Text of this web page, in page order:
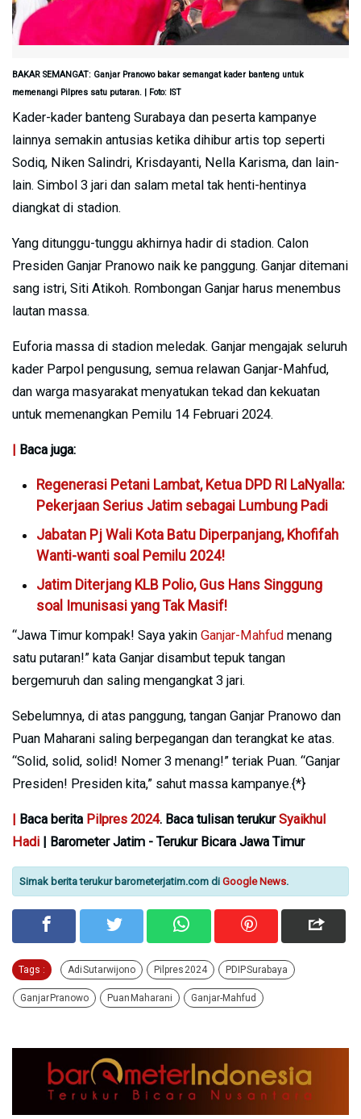
BAKAR SEMANGAT: Ganjar Pranowo bakar semangat kader banteng untuk
memenangi Pilpres satu putaran. | Foto: IST
Kader-kader banteng Surabaya dan peserta kampanye
lainnya semakin antusias ketika dihibur artis top seperti
Sodiq, Niken Salindri, Krisdayanti, Nella Karisma, dan lain-
lain. Simbol 3 jari dan salam metal tak henti-hentinya
diangkat di stadion.
Yang ditunggu-tunggu akhirnya hadir di stadion. Calon
Presiden Ganjar Pranowo naik ke panggung. Ganjar ditemani
sang istri, Siti Atikoh. Rombongan Ganjar harus menembus
lautan massa.
Euforia massa di stadion meledak. Ganjar mengajak seluruh
kader Parpol pengusung, semua relawan Ganjar-Mahfud,
dan warga masyarakat menyatukan tekad dan kekuatan
untuk memenangkan Pemilu 14 Februari 2024.
Baca juga:
Regenerasi Petani Lambat, Ketua DPD RI LaNyalla:
Pekerjaan Serius Jatim sebagai Lumbung Padi
Jabatan Pj Wali Kota Batu Diperpanjang, Khofifah
Wanti-wanti soal Pemilu 2024!
Jatim Diterjang KLB Polio, Gus Hans Singgung
soal Imunisasi yang Tak Masif!
“Jawa Timur kompak! Saya yakin Ganjar-Mahfud menang
satu putaran!” kata Ganjar disambut tepuk tangan
bergemuruh dan saling mengangkat 3 jari.
Sebelumnya, di atas panggung, tangan Ganjar Pranowo dan
Puan Maharani saling berpegangan dan terangkat ke atas.
“Solid, solid, solid! Nomer 3 menang!” teriak Puan. “Ganjar
Presiden! Presiden kita,” sahut massa kampanye.{*}
Baca berita Pilpres 2024. Baca tulisan terukurSyaikhul
Hadi | Barometer Jatim - Terukur Bicara Jawa Timur
Simak berita terukur barometerjatim.com di Google News.
Tags : Adi Sutarwijono Pilpres 2024 PDIP Surabaya
Ganjar Pranowo Puan Maharani Ganjar-Mahfud